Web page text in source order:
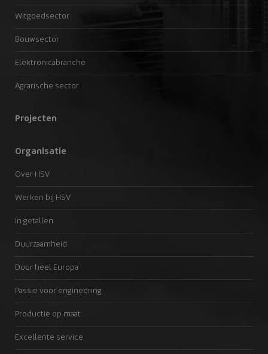
Witgoedsector
Bouwsector
Elektronicabranche
Agrarische sector
Projecten
Organisatie
Over HSV
Werken bij HSV
In getallen
Duurzaamheid
Door heel Europa
Passie voor engineering
Productie op maat
Excellente service